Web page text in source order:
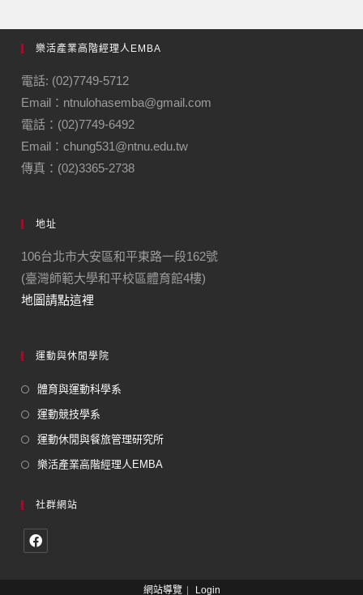
樂活產業高階經理人EMBA
電話: (02)7749-5712
Email：ntnulohasemba@gmail.com
電話：(02)7749-6492
Email：chung531@ntnu.edu.tw
傳真：(02)3365-2738
地址
106台北市大安區和平東路一段162號
(臺灣師範大學和平校區體育館4樓)
地圖請點這裡
運動與休閒學院
體育與運動科學系
運動競技學系
運動休閒與餐旅管理研究所
樂活產業高階經理人EMBA
社群網站
網站導覽 Login